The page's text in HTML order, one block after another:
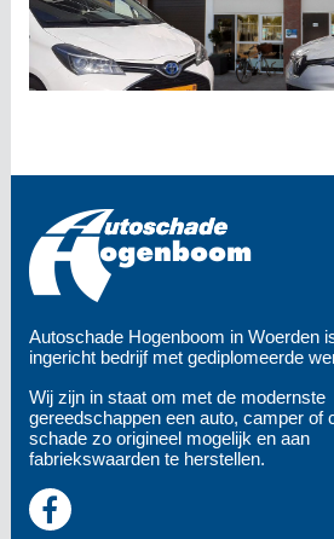
Autoschade Hogenboom in Woerden
ingericht bedrijf met gediplomeerde
Wij zijn in staat om met de modernste
gereedschappen een auto, camper of
schade zo origineel mogelijk en aan
fabriekswaarden te herstellen.